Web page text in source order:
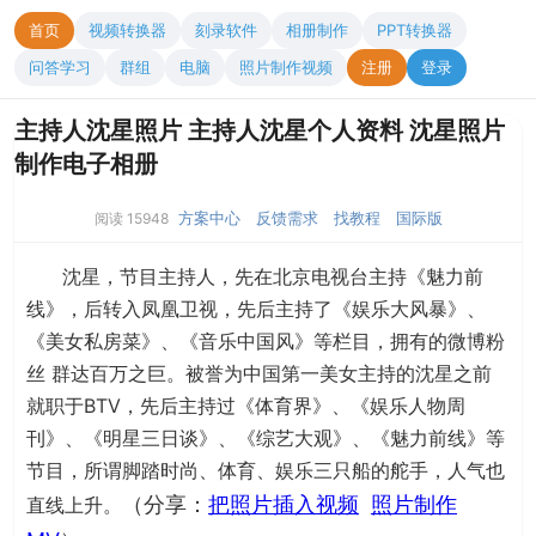
首页 视频转换器 刻录软件 相册制作
PPT转换器
问答学习
群组 电脑 照片制作视频 注册 登录
主持人沈星照片 主持人沈星个人资料 沈星照片
制作电子相册
阅读 15948 方案中心 反馈需求 找教程 国际版
沈星，节目主持人，先在北京电视台主持《魅力前
线》，后转入凤凰卫视，先后主持了《娱乐大风暴》、
《美女私房菜》、《音乐中国风》等栏目，拥有的微博粉
丝 群达百万之巨。被誉为中国第一美女主持的沈星之前
就职于BTV，先后主持过《体育界》、《娱乐人物周
刊》、《明星三日谈》、《综艺大观》、《魅力前线》等
节目，所谓脚踏时尚、体育、娱乐三只船的舵手，人气也
直线上升。
（分享： 把照片插入视频 照片制作